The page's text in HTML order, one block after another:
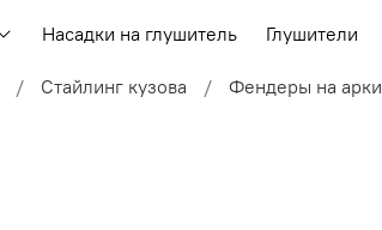
Насадки на глушитель Глушители
Стайлинг кузова Фендеры на арки